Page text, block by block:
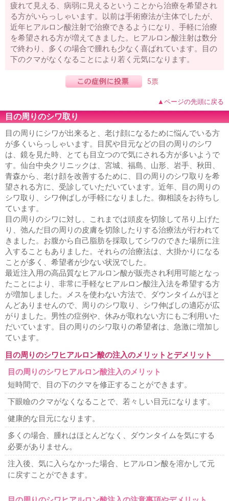
疲れて見える、病弱に見えるということから治療を希望され
る方がいらっしゃいます。以前は手術療法が主体でしたが、
近年ヒアルロン酸注射で治療できるようになり、手軽に治療
を希望される方が増えてきました。ヒアルロン酸注射は数分
で終わり、多くの場合で腫れも少なく喜ばれています。目の
下のクマがなくなることにより若く元気になります。
5票
▲ページの先頭に戻る
目の周りのシワ取り
目の周りにシワが出来ると、老け顔になるために悩んでいる方
が多くいらっしゃいます。目尻や目元などの目の周りのシワ
は、鏡を見た時、とても目立つので気にされる方が多いようで
す。仙台中央クリニックは、宮城、福島、山形、岩手、秋田、
青森から、老け顔を改善するために、目の周りのシワ取りを希
望される方に、受診していただいています。近年、目の周りの
シワ取り、シワ伸ばしが手軽になりました。御相談をお待ちし
ています。
目の周りのシワに対し、これまでは頭皮を切除して吊り上げた
り、弛んだ目の周りの皮膚を切除したりする治療法が行われて
きました。お腹から自己脂肪を採取してシワのできた場所に注
入することもありました。それらの治療法は、大掛かりになる
ことが多く、希望者が少ない状況でした。
最近注入用の高品質なヒアルロン酸が販売され利用可能となっ
たことにより、非常に手軽なヒアルロン酸注入法を希望する方
が増加しました。メスを使わない方法で、ダウンタイムがほと
んどありませんので、周りのシワ取り、シワ伸ばしの適応が広
がりました。男性の症例や、休みが取れない方にもご利用いた
だいています。目の周りのシワ取りの希望者は、急激に増加し
ています。
目の周りのシワヒアルロン酸の注入のメリットとデメリット
目の周りのシワヒアルロン酸注入のメリット
短時間で、目の下のクマを修正することができます。
下眼瞼のクマがなくなることで、若々しい目元になります。
健康的な目元になります。
多くの場合、腫れはほとんどなく、ダウンタイムを気にする
必要がありません。
注入後、気に入らなかった場合、ヒアルロン酸を溶かして元
に戻すことができます。